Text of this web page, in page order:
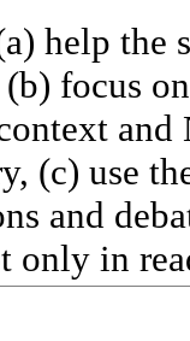
help the
focus
and
(c) use
and
only in